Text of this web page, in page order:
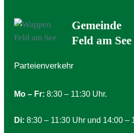
Gemeinde
Feld am See
Parteienverkehr
Mo – Fr: 8:30 – 11:30 Uhr.
Di: 8:30 – 11:30 Uhr und 14:00 –